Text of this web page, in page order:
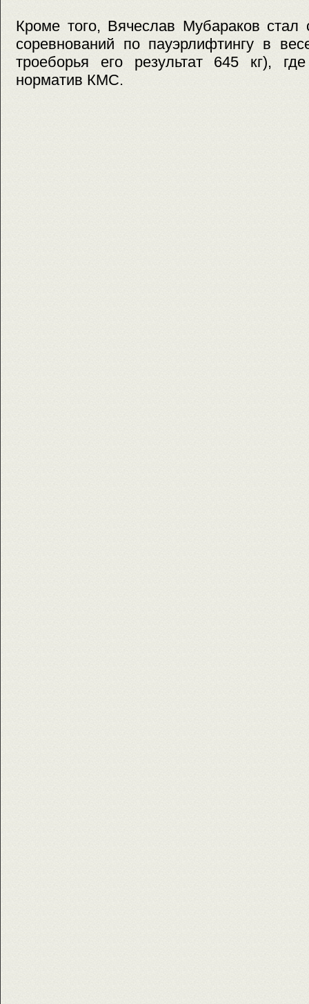
Кроме того, Вячеслав Мубараков стал
соревнований по пауэрлифтингу в
троеборья его результат 645 кг),
норматив КМС.